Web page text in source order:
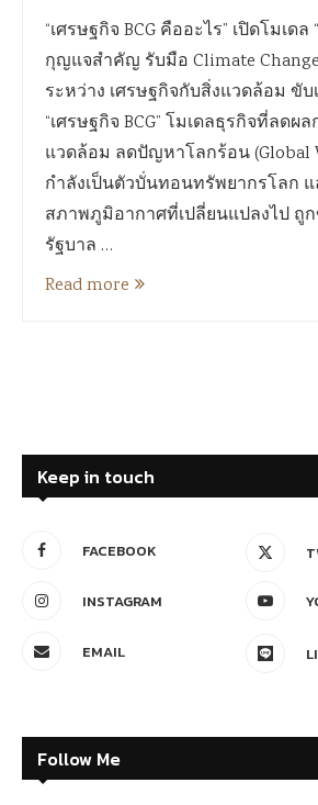
“เศรษฐกิจ BCG คืออะไร” เปิดโมเดล
กุญแจสำคัญ รับมือ Climate
ระหว่าง เศรษฐกิจกับสิ่งแวดล้อม ขั
“เศรษฐกิจ BCG” โมเดลธุรกิจที่ลดผ
แวดล้อม ลดปัญหาโลกร้อน (Global
กำลังเป็นตัวบั่นทอนทรัพยากรโลก
สภาพภูมิอากาศที่เปลี่ยนแปลงไป ถู
รัฐบาล …
Read more
Keep in touch
FACEBOOK
INSTAGRAM
EMAIL
Follow Me